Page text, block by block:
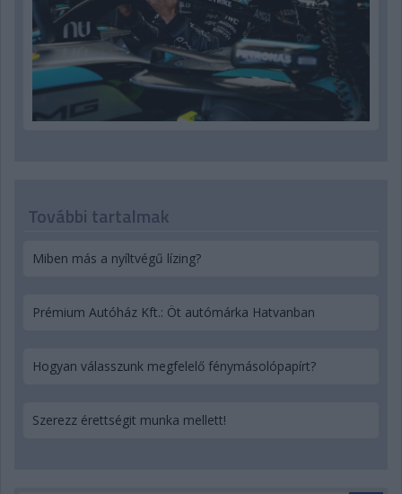
További tartalmak
Miben más a nyíltvégű lízing?
Prémium Autóház Kft.: Öt autómárka Hatvanban
Hogyan válasszunk megfelelő fénymásolópapírt?
Szerezz érettségit munka mellett!